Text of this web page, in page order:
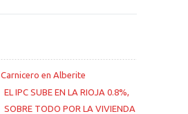
Carnicero en Alberite
EL IPC SUBE EN LA RIOJA 0.8%,
SOBRE TODO POR LA VIVIENDA